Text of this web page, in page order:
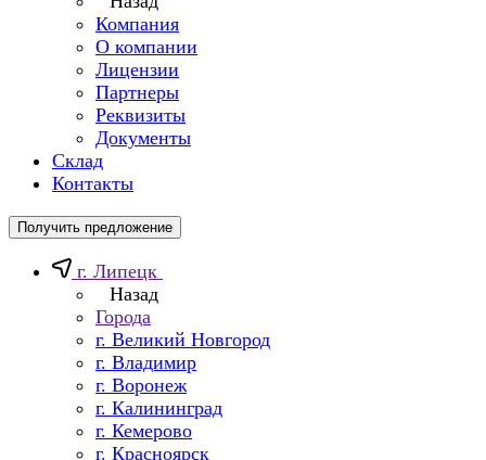
Компания
О компании
Лицензии
Партнеры
Реквизиты
Документы
Склад
Контакты
Получить предложение
г. Липецк
Назад
Города
г. Великий Новгород
г. Владимир
г. Воронеж
г. Калининград
г. Кемерово
г. Красноярск